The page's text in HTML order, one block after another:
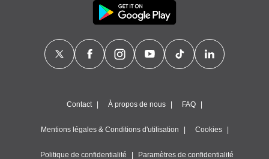
Contact À propos de nous FAQ
Mentions légales & Conditions d'utilisation Cookies
Politique de confidentialité Paramètres de confidentialité